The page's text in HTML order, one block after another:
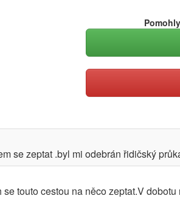
se zeptat .byl mi odebrán řidičský
touto cestou na něco zeptat.V